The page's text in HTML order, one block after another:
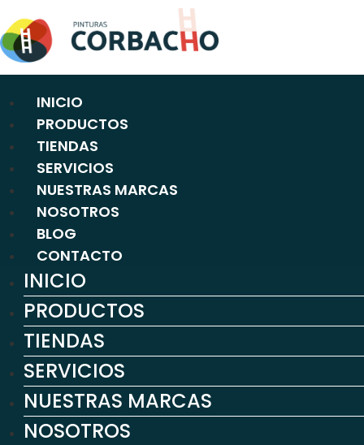
al
contenido
INICIO
PRODUCTOS
TIENDAS
SERVICIOS
NUESTRAS MARCAS
NOSOTROS
BLOG
CONTACTO
INICIO
PRODUCTOS
TIENDAS
SERVICIOS
NUESTRAS MARCAS
NOSOTROS